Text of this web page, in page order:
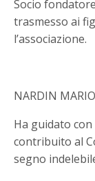
Socio
trasmesso ai
l’associazione.
NARDIN MARIO
Ha guidato
contribuito al
segno